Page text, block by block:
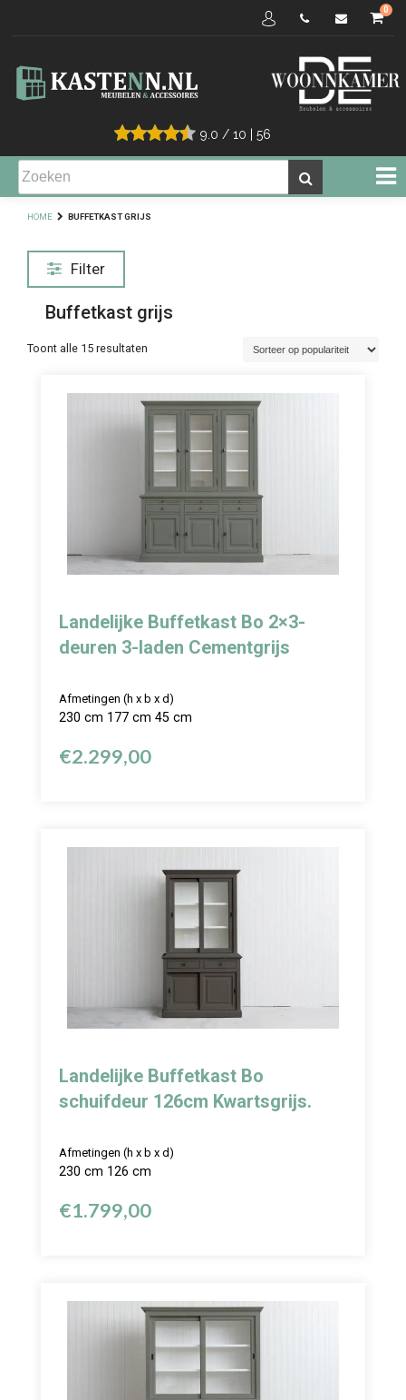
9.0 / 10 56
0
HOME BUFFETKAST GRIJS
Filter
Buffetkast grijs
Toont alle 15 resultaten
populariteit
Landelijke Buffetkast Bo 2×3-
deuren 3-laden Cementgrijs
Afmetingen (h x b x d)
230 cm 177 cm 45 cm
€2.299,00
Landelijke Buffetkast Bo
schuifdeur 126cm Kwartsgrijs.
Afmetingen (h x b x d)
230 cm 126 cm
€1.799,00